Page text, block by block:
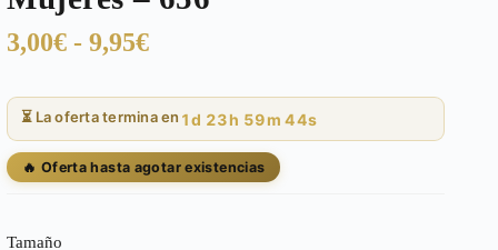
3,00€ - 9,95€Rango
precios:
desde
3,00€
hasta
⏳ La oferta termina en 1d 23h 59m 43s
🔥 Oferta hasta agotar existencias
Tamaño